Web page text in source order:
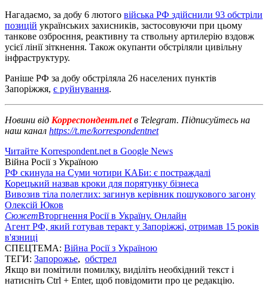
Нагадаємо, за добу 6 лютого війська РФ здійснили 93 обстріли
позицій українських захисників, застосовуючи при цьому
танкове озброєння, реактивну та ствольну артилерію вздовж
усієї лінії зіткнення. Також окупанти обстріляли цивільну
інфраструктуру.
Раніше РФ за добу обстріляла 26 населених пунктів
Запоріжжя, є руйнування.
Новини від Корреспондент.netв Telegram. Підписуйтесь на
наш канал https://t.me/korrespondentnet
Читайте Korrespondent.net в Google News
Війна Росії з Україною
РФ скинула на Суми чотири КАБи: є постраждалі
Корецький назвав кроки для порятунку бізнеса
Вивозив тіла полеглих: загинув керівник пошукового загону
Олексій Юков
СюжетВторгнення Росії в Україну. Онлайн
Агент РФ, який готував теракт у Запоріжжі, отримав 15 років
в'язниці
СПЕЦТЕМА: Війна Росії з Україною
ТЕГИ: Запорожье, обстрел
Якщо ви помітили помилку, виділіть необхідний текст і
натисніть Ctrl + Enter, щоб повідомити про це редакцію.